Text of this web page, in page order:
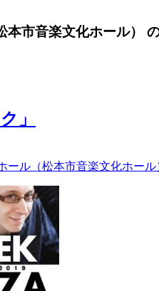
本市音楽文化ホール）
」
ール（松本市音楽文化ホール